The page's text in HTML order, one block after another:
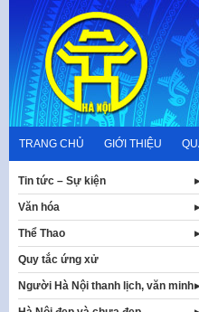
content
TRANG CHỦ GIỚI THIỆU
Tin tức – Sự kiện
Văn hóa
Thể Thao
Quy tắc ứng xử
Người Hà Nội thanh lịch, văn minh